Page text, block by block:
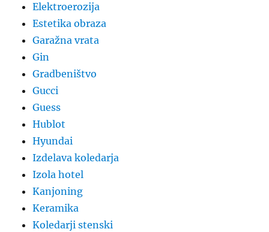
Elektroerozija
Estetika obraza
Garažna vrata
Gin
Gradbeništvo
Gucci
Guess
Hublot
Hyundai
Izdelava koledarja
Izola hotel
Kanjoning
Keramika
Koledarji stenski